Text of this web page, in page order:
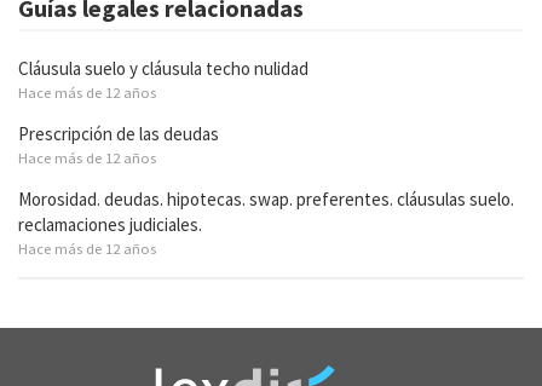
Guías legales relacionadas
Cláusula suelo y cláusula techo nulidad
Hace más de 12 años
Prescripción de las deudas
Hace más de 12 años
Morosidad. deudas. hipotecas. swap. preferentes. cláusulas suelo.
reclamaciones judiciales.
Hace más de 12 años